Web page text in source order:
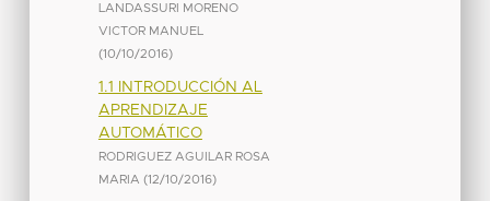
LANDASSURI MORENO
VICTOR MANUEL
(10/10/2016)
1.1 INTRODUCCIÓN AL
APRENDIZAJE
AUTOMÁTICO
RODRIGUEZ AGUILAR ROSA
MARIA (12/10/2016)